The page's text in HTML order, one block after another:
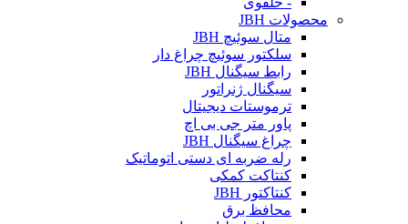
محصولات JBH
متال سوئیچ JBH
سلکتور سوئیچ چراغ دار
رابط سیگنال JBH
سیگنال ژنراتور
ترموستات دیجیتال
پاور متر جی بی اچ
چراغ سیگنال JBH
رله ضربه ای دستی اتوماتیک
کنتاکت کمکی
کنتاکتور JBH
محافظ برق